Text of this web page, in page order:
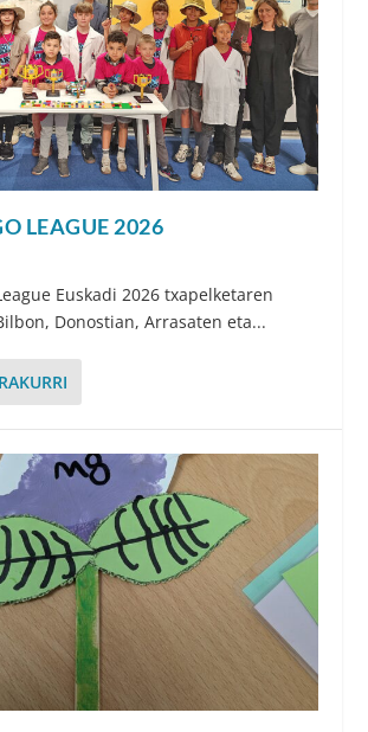
LEAGUE 2026
Euskadi 2026 txapelketaren
Donostian, Arrasaten eta...